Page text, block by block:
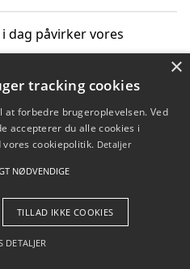
dag påvirker vores
danske unges
Blog Betingelser
×
tracking cookies
at forbedre brugeroplevelsen. Ved
accepterer du alle cookies i
cookiepolitik. Detaljer
NØDVENDIGE
TILLAD IKKE COOKIES
DETALJER